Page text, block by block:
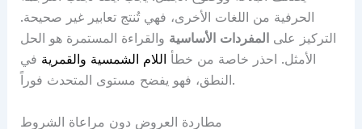
الحرفية من اللغات الأخرى، فهي تُنتج تعابير غير صحيحة.
التركيز على المفردات الأساسية والقراءة المستمرة هو الحل
الأمثل. احذر خاصة من خطأ اللام الشمسية والقمرية في
النطق، فهو يفضح مستوى المتحدث فوراً.
مطاردة العروض دون مراعاة الشروط